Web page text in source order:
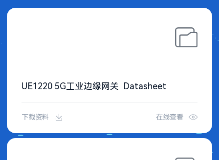
UE1220 5G工业边缘网关_Datasheet
下载资料 在线查看